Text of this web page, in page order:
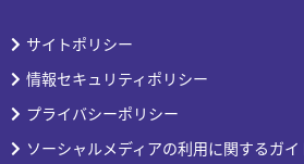
サイトポリシー
情報セキュリティポリシー
プライバシーポリシー
ソーシャルメディアの利用に関するガイ